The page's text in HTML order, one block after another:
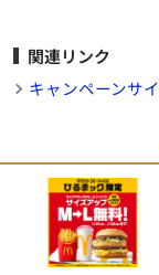
関連リンク
キャンペーンサ